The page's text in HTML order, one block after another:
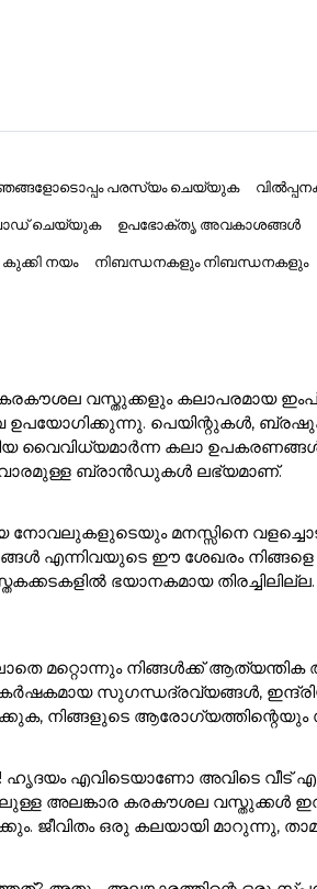
പരസ്യം ചെയ്യുക
ചെയ്യുക ഉപഭോക്തൃ അവകാശങ്ങൾ
കുക്കി നയം നിബന്ധനകളും നിബന്ധനകളും
കരകൗശല വസ്തുക്കളും
ഉപയോഗിക്കുന്നു. പെയിന്റുകൾ,
വൈവിധ്യമാർന്ന കലാ
ബ്രാൻഡുകൾ ലഭ്യമാണ്.
മനസ്സിനെ
എന്നിവയുടെ ഈ ശേഖരം
ഭയാനകമായ തിരച്ചിലില്ല.
മറ്റൊന്നും നിങ്ങൾക്ക്
സുഗന്ധദ്രവ്യങ്ങൾ,
നിങ്ങളുടെ ആരോഗ്യത്തിന്റെയും
എവിടെയാണോ അവിടെ വീട്
അലങ്കാര കരകൗശല വസ്തുക്കൾ
ജീവിതം ഒരു കലയായി